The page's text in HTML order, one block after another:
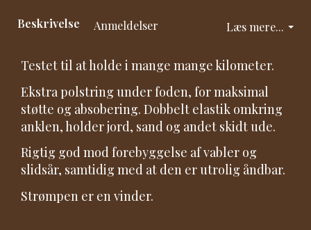
Læs mere...
Beskrivelse Anmeldelser
Testet til at holde i mange mange kilometer.
Ekstra polstring under foden, for maksimal
støtte og absobering. Dobbelt elastik omkring
anklen, holder jord, sand og andet skidt ude.
Rigtig god mod forebyggelse af vabler og
slidsår, samtidig med at den er utrolig åndbar.
Strømpen er en vinder.